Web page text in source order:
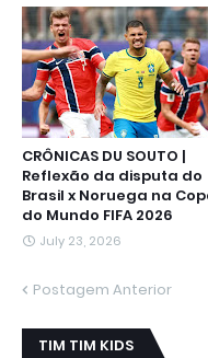
CRÔNICAS DU SOUTO |
Reflexão da disputa do
Brasil x Noruega na
do Mundo FIFA 2026
July 23, 2026
Postagem Anterior
TIM TIM KIDS